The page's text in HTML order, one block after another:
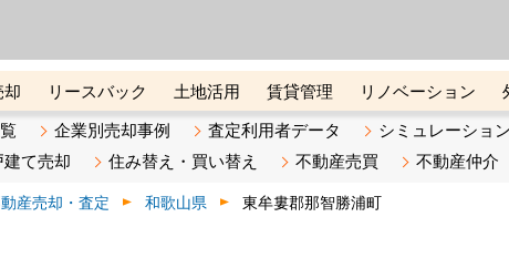
リースバック 土地活用 賃貸管理 リノベーション
ニー オンライン講座 リビンマガジンBiz 不動産売却ご相
企業別売却事例 査定利用者データ
シミュレーショ
建て売却 住み替え・買い替え 不動産売買 不動産仲介
産売却・査定 和歌山県 東牟婁郡那智勝浦町